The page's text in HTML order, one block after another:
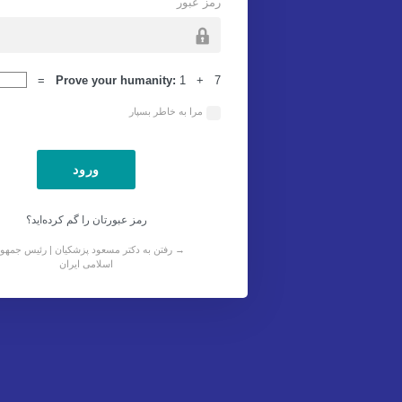
ورود Prove your humanity: 1 + 7 =
مرا به خاطر بسپار
رمز عبورتان را گم کرده‌اید؟
→ رفتن به دکتر مسعود پزشکیان | رئیس
اسلامی ایران